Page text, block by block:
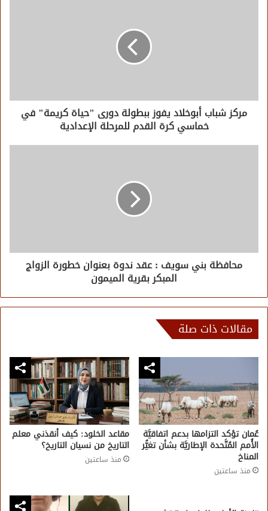
مركز شباب أبوخلاد يفوز ببطولة دورى "حياة كريمة" في
خماسي كرة القدم للمرحلة الإعدادية
محافظة بني سويف : عقد ندوة بعنوان خطورة الزواج
المبكر بقرية الميمون
مقالات ذات صلة
عُمان تؤكد التزامها بدعم اتفاقيَّة
الأُمم المُتَّحدة الإطاريَّة بشأن تغيُّر
المناخ
منذ ساعتين
مقاعد الخلود: كيف أنقذني معلم
التاريخ من نسيان التاريخ؟
منذ ساعتين